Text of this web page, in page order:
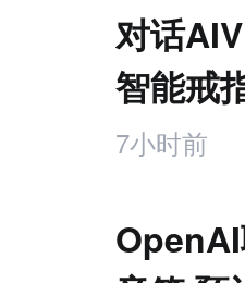
未
来
零
售
跨
境
商
产
对话
智能戒
饰品
7小时前